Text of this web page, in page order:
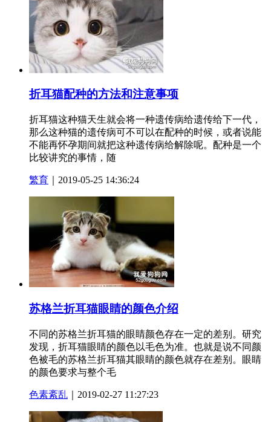
折耳猫配种的方法和注意事项
折耳猫这种猫天生就会将一种遗传病给遗传给下一代，
那么这种猫的遗传病可不可以在配种的时候，或者说能
不能再怀孕期间就把这种遗传病给解除呢。配种是一个
比较讲究的事情，随
繁育 ｜2019-05-25 14:36:24
苏格兰折耳猫眼睛的颜色介绍
不同的苏格兰折耳猫的眼睛颜色存在一定的差别。研究
发现，折耳猫眼睛的颜色以毛色为准。也就是说不同颜
色被毛的苏格兰折耳猫其眼睛的颜色就存在差别。眼睛
的颜色要求与整个毛
色素紊乱 ｜2019-02-27 11:27:23